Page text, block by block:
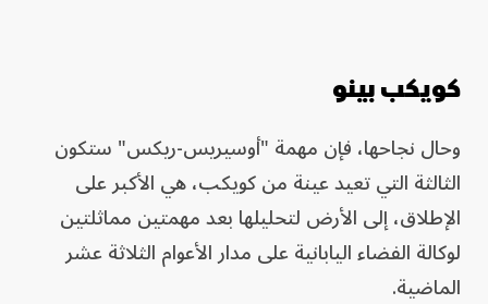
كويكب بينو
وحال نجاحها، فإن مهمة "أوسيريس-ريكس" ستكون
الثالثة التي تعيد عينة من كويكب، هي الأكبر على
الإطلاق، إلى الأرض لتحليلها بعد مهمتين مماثلتين
لوكالة الفضاء اليابانية على مدار الأعوام الثلاثة عشر
الماضية.